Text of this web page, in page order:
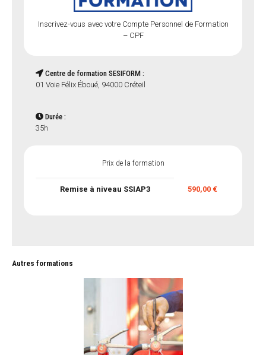
Inscrivez-vous avec votre Compte Personnel de Formation
– CPF
Centre de formation SESIFORM :
01 Voie Félix Éboué, 94000 Créteil
Durée :
35h
Prix de la formation
Remise à niveau SSIAP3 590,00 €
Autres formations